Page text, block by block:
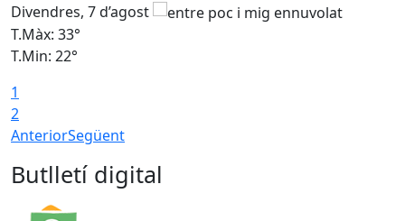
Divendres, 7 d’agost
T.Màx: 33°
T.Min: 22°
1
2
AnteriorSegüent
Butlletí digital